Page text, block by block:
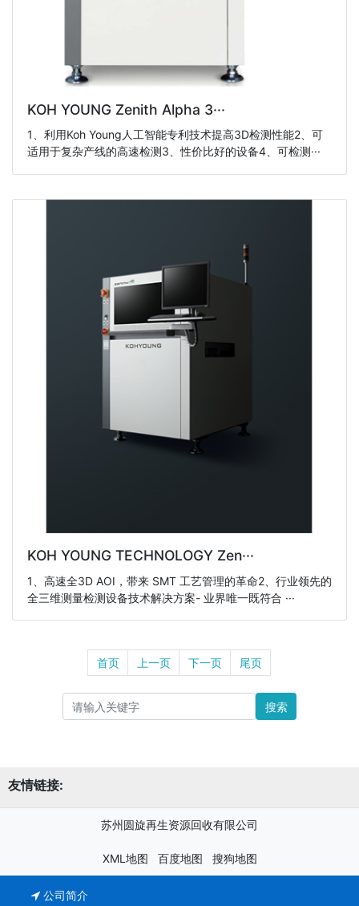
KOH YOUNG Zenith Alpha 3···
1、利用Koh Young人工智能专利技术提高3D检测性能2、可
适用于复杂产线的高速检测3、性价比好的设备4、可检测···
KOH YOUNG TECHNOLOGY Zen···
1、高速全3D AOI，带来 SMT 工艺管理的革命2、行业领先的
全三维测量检测设备技术解决方案- 业界唯一既符合 ···
首页 上一页 下一页 尾页
搜索
友情链接:
苏州圆旋再生资源回收有限公司
XML地图 百度地图 搜狗地图
公司简介